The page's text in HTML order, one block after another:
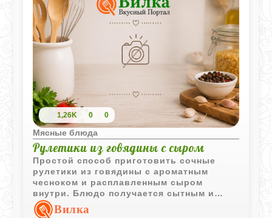
1,26K 0 0
Мясные блюда
Рулетики из говядины с сыром
Простой способ приготовить сочные
рулетики из говядины с ароматным
чесноком и расплавленным сыром
внутри. Блюдо получается сытным и
подходит как для семейного ужина, так и
для подачи на праздничный стол.
Вилка